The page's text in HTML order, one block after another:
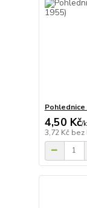
Pohlednice
4,50 Kč/
3,72 Kč bez